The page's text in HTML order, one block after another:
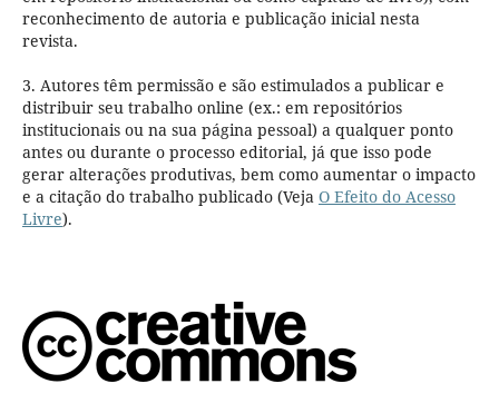
reconhecimento de autoria e publicação inicial nesta
revista.
3. Autores têm permissão e são estimulados a publicar e
distribuir seu trabalho online (ex.: em repositórios
institucionais ou na sua página pessoal) a qualquer ponto
antes ou durante o processo editorial, já que isso pode
gerar alterações produtivas, bem como aumentar o impacto
e a citação do trabalho publicado (Veja O Efeito do Acesso
Livre).